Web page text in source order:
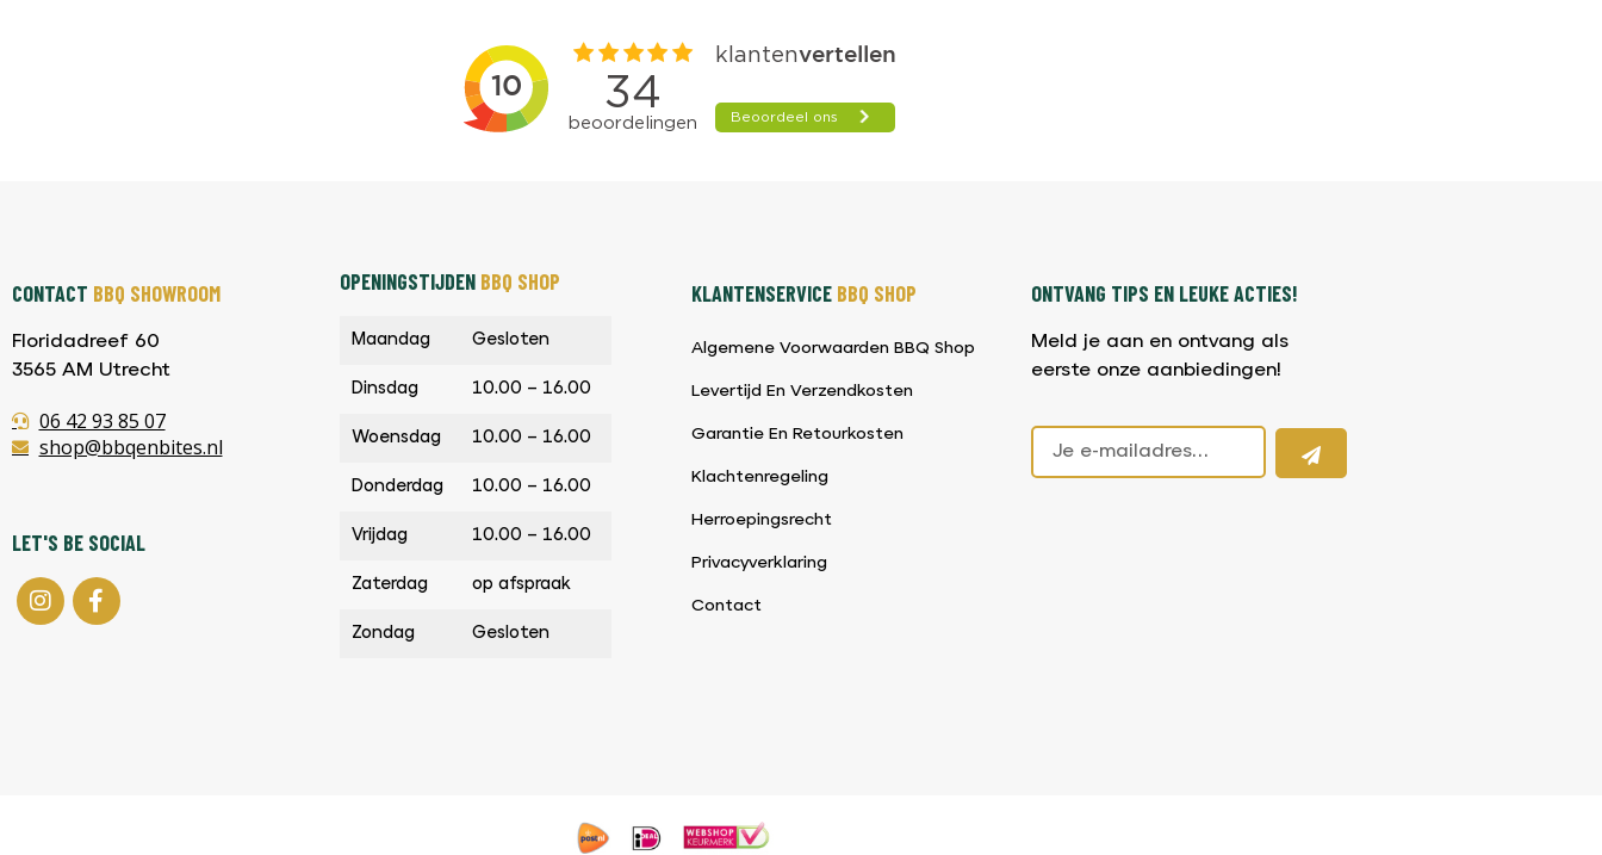
CONTACT BBQ SHOWROOM
Floridadreef 60
3565 AM Utrecht
06 42 93 85 07
shop@bbqenbites.nl
LET'S BE SOCIAL
OPENINGSTIJDEN BBQ SHOP
Maandag Gesloten
Dinsdag 10.00 – 16.00
Woensdag 10.00 – 16.00
Donderdag 10.00 – 16.00
Vrijdag 10.00 – 16.00
Zaterdag op afspraak
Zondag Gesloten
KLANTENSERVICE BBQ SHOP
Algemene Voorwaarden BBQ Shop
Levertijd En Verzendkosten
Garantie En Retourkosten
Klachtenregeling
Herroepingsrecht
Privacyverklaring
Contact
ONTVANG TIPS EN LEUKE ACTIES!
Meld je aan en ontvang als
eerste onze aanbiedingen!